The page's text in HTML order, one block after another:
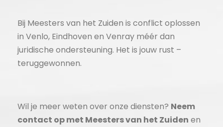
Bij Meesters van het Zuiden is conflict oplossen
in Venlo, Eindhoven en Venray méér dan
juridische ondersteuning. Het is jouw rust –
teruggewonnen.
Wil je meer weten over onze diensten? Neem
contact op met Meesters van het Zuiden en